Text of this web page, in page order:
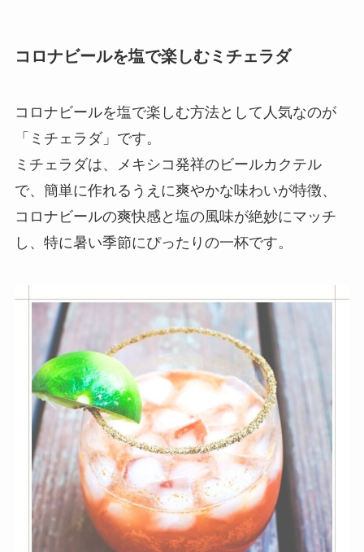
コロナビールを塩で楽しむミチェラダ
コロナビールを塩で楽しむ方法として人気なのが
「ミチェラダ」です。
ミチェラダは、メキシコ発祥のビールカクテル
で、簡単に作れるうえに爽やかな味わいが特徴、
コロナビールの爽快感と塩の風味が絶妙にマッチ
し、特に暑い季節にぴったりの一杯です。